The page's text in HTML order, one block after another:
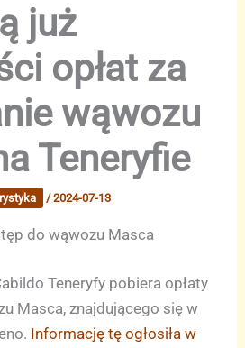
już
opłat za
wąwozu
Teneryfie
/2024-07-13
do wąwozu Masca
Teneryfy pobiera opłaty
Masca, znajdującego się w
Informację tę ogłosiła w